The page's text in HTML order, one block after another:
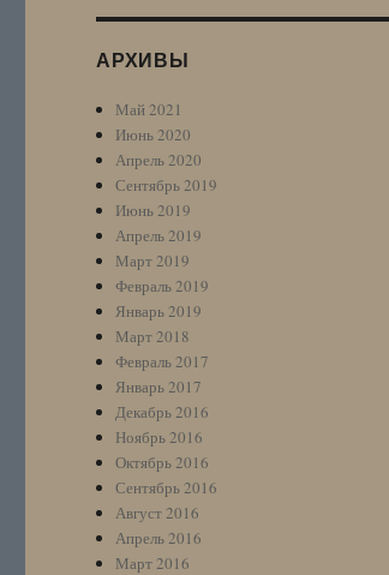
АРХИВЫ
Май 2021
Июнь 2020
Апрель 2020
Сентябрь 2019
Июнь 2019
Апрель 2019
Март 2019
Февраль 2019
Январь 2019
Март 2018
Февраль 2017
Январь 2017
Декабрь 2016
Ноябрь 2016
Октябрь 2016
Сентябрь 2016
Август 2016
Апрель 2016
Март 2016